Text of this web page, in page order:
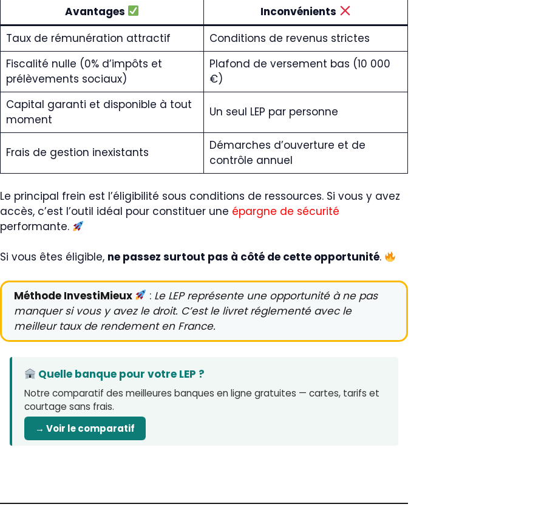
Avantages
Inconvénients
Taux de rémunération attractif
Conditions de revenus strictes
Fiscalité nulle (0% d’impôts et
prélèvements sociaux)
Plafond de versement bas (10 000
€)
Capital garanti et disponible à tout
moment
Un seul LEP par personne
Frais de gestion inexistants
Démarches d’ouverture et de
contrôle annuel
Le principal frein est l’éligibilité sous conditions de ressources. Si vous y avez
accès, c’est l’outil idéal pour constituer une épargne de sécurité
performante.
Si vous êtes éligible, ne passez surtout pas à côté de cette opportunité.
Méthode InvestiMieux : Le LEP représente une opportunité à ne pas
manquer si vous y avez le droit. C’est le livret réglementé avec le
meilleur taux de rendement en France.
Quelle banque pour votre LEP ?
Notre comparatif des meilleures banques en ligne gratuites — cartes, tarifs et
courtage sans frais.
→ Voir le comparatif